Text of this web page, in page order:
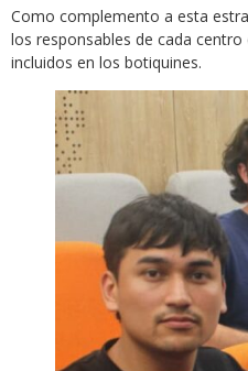
Como complemento a esta
los responsables de cada
incluidos en los botiquines.